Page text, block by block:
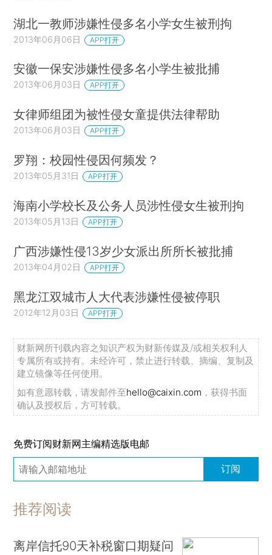
湖北一教师涉嫌性侵多名小学女生被刑拘
2013年06月06日 APP打开
安徽一保安涉嫌性侵多名小学生被批捕
2013年06月03日 APP打开
女律师组团为被性侵女童提供法律帮助
2013年06月03日 APP打开
罗翔：校园性侵因何频发？
2013年05月31日 APP打开
海南小学校长及公务人员涉性侵女生被刑拘
2013年05月13日 APP打开
广西涉嫌性侵13岁少女派出所所长被批捕
2013年04月02日 APP打开
黑龙江双城市人大代表涉嫌性侵被停职
2012年12月03日 APP打开
财新网所刊载内容之知识产权为财新传媒及/或相关权利人
专属所有或持有。未经许可，禁止进行转载、摘编、复制及
建立镜像等任何使用。
如有意愿转载，请发邮件至hello@caixin.com ，获得书面
确认及授权后，方可转载。
免费订阅财新网主编精选版电邮
订阅
推荐阅读
离岸信托90天补税窗口期疑问